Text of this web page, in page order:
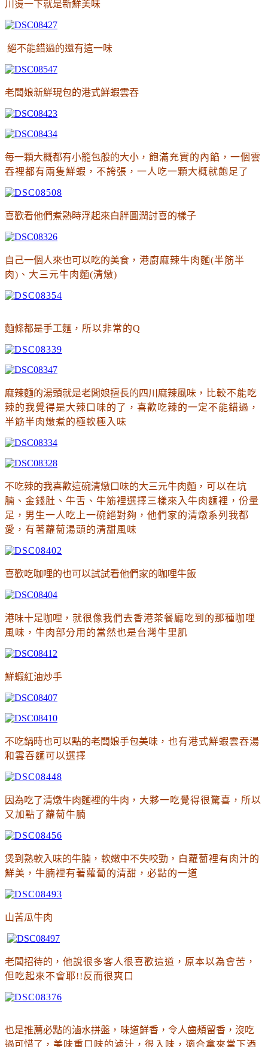
川燙一下就是新鮮美味
絕不能錯過的還有這一味
老闆娘新鮮現包的港式鮮蝦雲吞
每一顆大概都有小籠包般的大小 ，飽滿充實的內餡 ，一個雲
吞裡都有兩隻鮮蝦 ，不誇張 ，一人吃一顆大概就飽足了
喜歡看他們煮熟時浮起來白胖圓潤討喜的樣子
自己一個人來也可以吃的美食 ，港廚麻辣牛肉麵(半筋半
肉) 、大三元牛肉麵(清燉)
麵條都是手工麵 ，所以非常的Q
麻辣麵的湯頭就是老闆娘擅長的四川麻辣風味 ，比較不能吃
辣的我覺得是大辣口味的了 ，喜歡吃辣的一定不能錯過 ，
半筋半肉燉煮的極軟極入味
不吃辣的我喜歡這碗清燉口味的大三元牛肉麵 ，可以在坑
腩 、 金錢肚 、 牛舌 、 牛筋裡選擇三樣來入牛肉麵裡 ，份量
足 ，男生一人吃上一碗絕對夠 ，他們家的清燉系列我都
愛 ，有著蘿蔔湯頭的清甜風味
喜歡吃咖哩的也可以試試看他們家的咖哩牛飯
港味十足咖哩 ，就很像我們去香港茶餐廳吃到的那種咖哩
風味 ，牛肉部分用的當然也是台灣牛里肌
鮮蝦紅油炒手
不吃鍋時也可以點的老闆娘手包美味 ，也有港式鮮蝦雲吞湯
和雲吞麵可以選擇
因為吃了清燉牛肉麵裡的牛肉 ，大夥一吃覺得很驚喜 ，所以
又加點了蘿蔔牛腩
煲到熟軟入味的牛腩 ， 軟嫩中不失咬勁 ，白蘿蔔裡有肉汁的
鮮美 ， 牛腩裡有著蘿蔔的清甜 ，必點的一道
山苦瓜牛肉
老闆招待的 ，他說很多客人很喜歡這道 ，原本以為會苦 ，
但吃起來不會耶!!反而很爽口
也是推薦必點的滷水拼盤 ， 味道鮮香，令人齒頰留香，沒吃
過可惜了 ，美味重口味的滷汁 ，很入味 ，適合拿來當下酒